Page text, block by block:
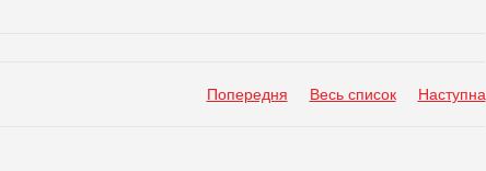
Попередня Весь список Наступна